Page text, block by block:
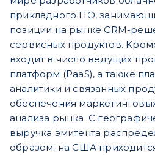
прикладного ПО,
позиции на рынке CRM-
сервисных продуктов.
входит в число ведущих
платформ (PaaS), а также
аналитики и связанных
обеспечения
анализа рынка. С
выручка эмитента
образом: на США